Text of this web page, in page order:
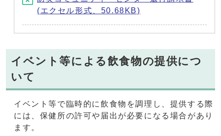
(エクセル形式、50.68KB)
イベント等による飲食物の提供につ
いて
イベント等で臨時的に飲食物を調理し、提供する際
には、保健所の許可や届出が必要になる場合があり
ます。